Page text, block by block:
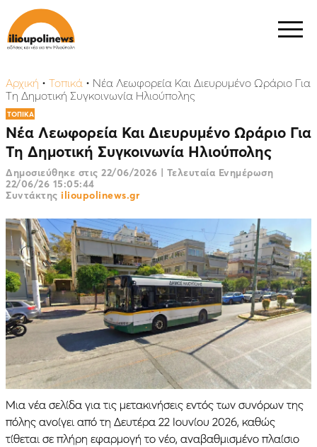
Αρχική • Τοπικά • Νέα Λεωφορεία Και Διευρυμένο Ωράριο Για
Τη Δημοτική Συγκοινωνία Ηλιούπολης
ΤΟΠΙΚΑ
Νέα Λεωφορεία Και Διευρυμένο Ωράριο Για
Τη Δημοτική Συγκοινωνία Ηλιούπολης
Δημοσιεύθηκε στις 22/06/2026 | Τελευταία Ενημέρωση
22/06/26 15:05:44
Συντάκτης ilioupolinews.gr
Μια νέα σελίδα για τις μετακινήσεις εντός των συνόρων της
πόλης ανοίγει από τη Δευτέρα 22 Ιουνίου 2026, καθώς
τίθεται σε πλήρη εφαρμογή το νέο, αναβαθμισμένο πλαίσιο